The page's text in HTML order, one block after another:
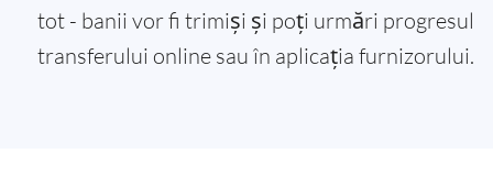
tot - banii vor fi trimiși și poți urmări progresul
transferului online sau în aplicația furnizorului.